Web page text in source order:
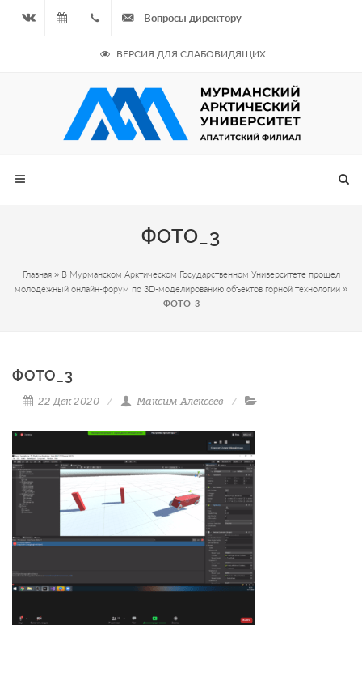
07.08.2026
- Чётная
неделя
964
687
Вопросы директору
ВЕРСИЯ ДЛЯ СЛАБОВИДЯЩИХ
ФОТО_3
Главная» В Мурманском Арктическом Государственном Университете прошел
молодежный онлайн-форум по 3D-моделированию объектов горной технологии »
ФОТО_3
ФОТО_3
22 Дек 2020 Максим Алексеев